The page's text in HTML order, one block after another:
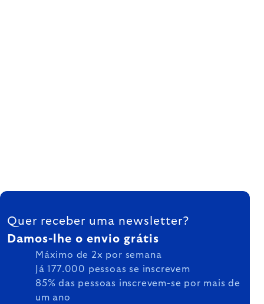
FOOTER
Quer receber uma newsletter?
Damos-lhe o envio grátis
Máximo de 2x por semana
Já 177.000 pessoas se inscrevem
85% das pessoas inscrevem-se por mais de
um ano